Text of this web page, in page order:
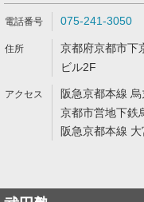
075-241-3050
京都府京都市下
ビル2F
阪急京都本線
京都市営地下鉄
阪急京都本線